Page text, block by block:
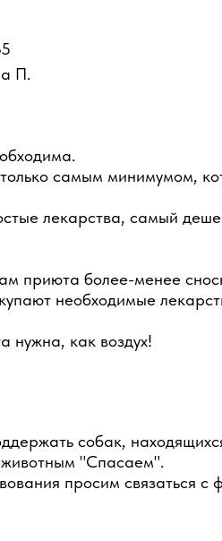
самым минимумом,
лекарства, самый
приюта более-менее
необходимые
нужна, как воздух!
собак,
"Спасаем".
просим связаться
П.